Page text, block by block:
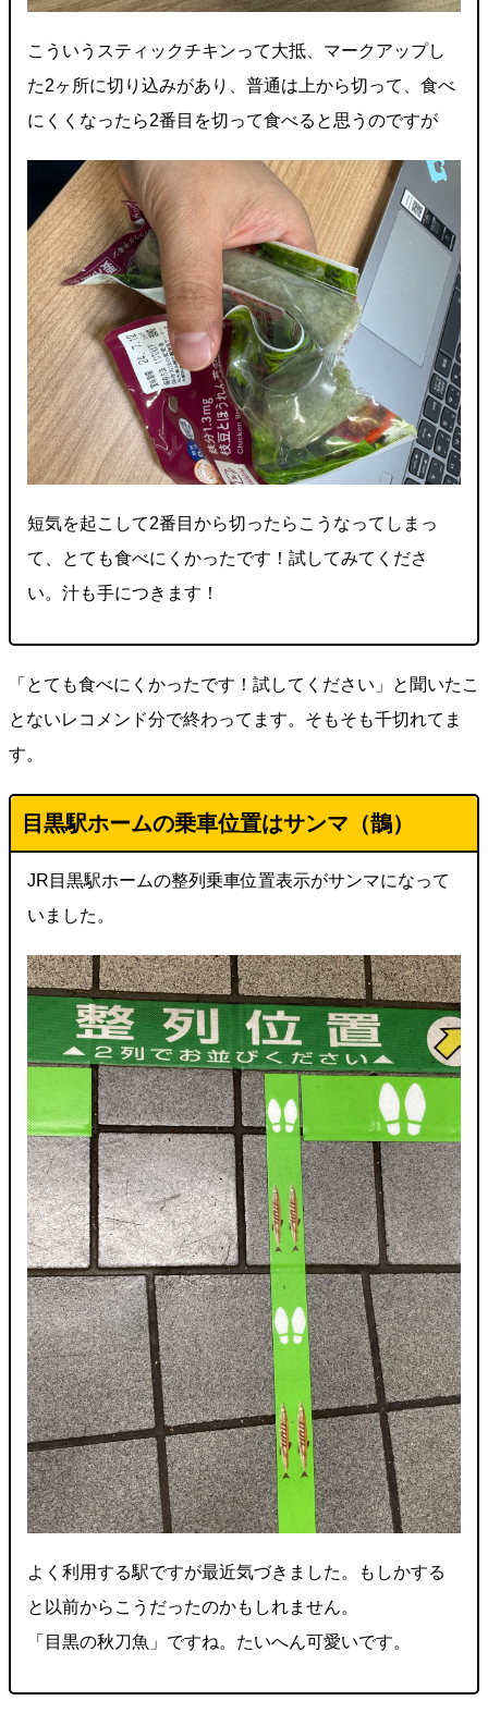
こういうスティックチキンって大抵、マークアップし
た2ヶ所に切り込みがあり、普通は上から切って、食べ
にくくなったら2番目を切って食べると思うのですが
短気を起こして2番目から切ったらこうなってしまっ
て、とても食べにくかったです！試してみてくださ
い。汁も手につきます！
「とても食べにくかったです！試してください」と聞いたこ
とないレコメンド分で終わってます。そもそも千切れてま
す。
目黒駅ホームの乗車位置はサンマ（鵲）
JR目黒駅ホームの整列乗車位置表示がサンマになって
いました。
よく利用する駅ですが最近気づきました。もしかする
と以前からこうだったのかもしれません。
「目黒の秋刀魚」ですね。たいへん可愛いです。